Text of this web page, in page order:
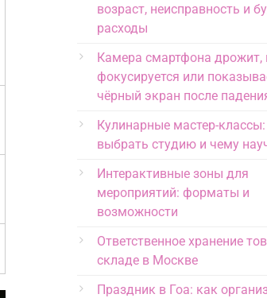
возраст, неисправность и
расходы
Камера смартфона дрожит,
фокусируется или
чёрный экран после
Кулинарные мастер-
выбрать студию и чему
Интерактивные зоны для
мероприятий: форматы и
возможности
Ответственное хранение
складе в Москве
Праздник в Гоа: как